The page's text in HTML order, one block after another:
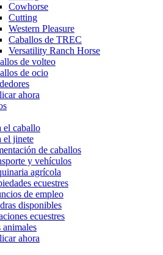
Cowhorse
Cutting
Western Pleasure
Caballos de TREC
Versatility Ranch Horse
de volteo
de ocio
ahora
el caballo
el jinete
de caballos
y vehículos
agrícola
ecuestres
de empleo
disponibles
ecuestres
animales
ahora